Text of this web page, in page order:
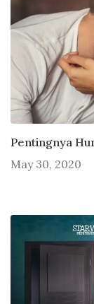
Pentingnya
May 30, 2020